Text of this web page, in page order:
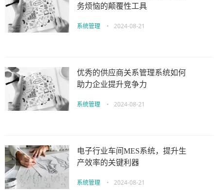
务烦恼的颠覆性工具
系统管理 • 2024-08-21
优秀的供应商关系管理系统如何
助力企业提升竞争力
系统管理 • 2024-08-21
电子行业车间MES系统，提升生
产效率的关键利器
系统管理 • 2024-08-21